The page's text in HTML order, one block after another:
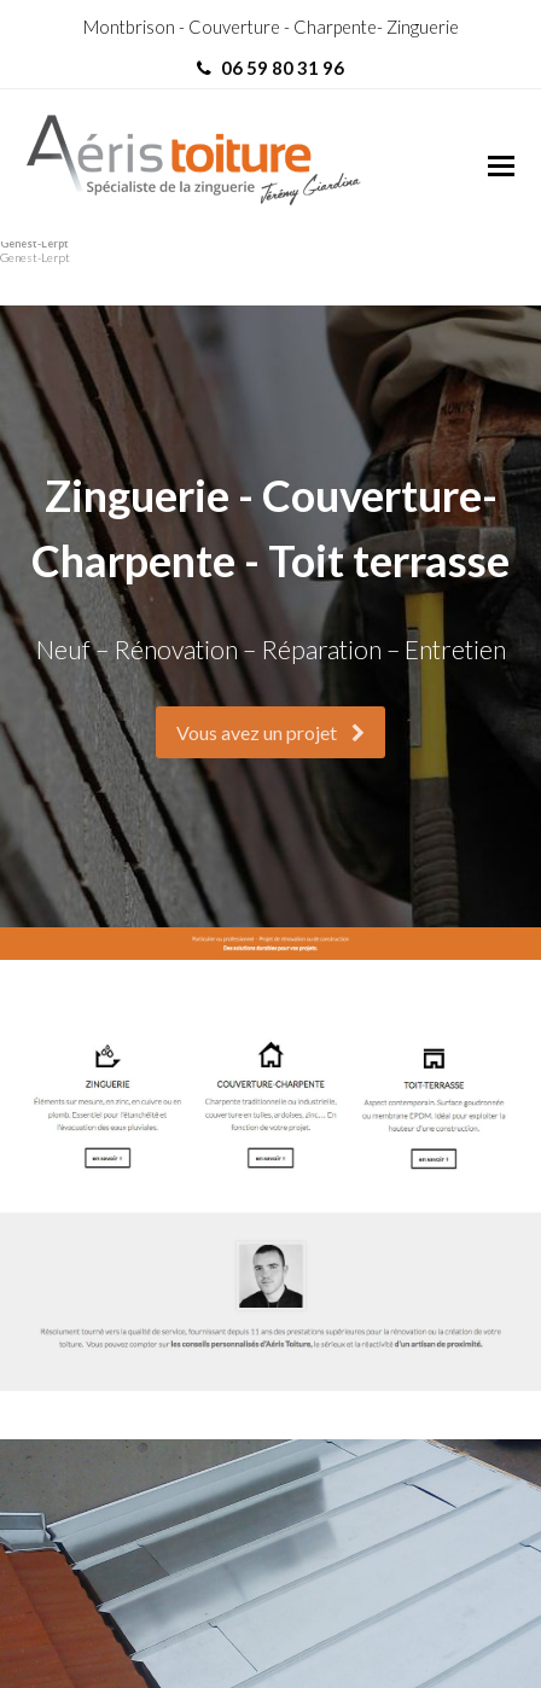
Montbrison - Couverture - Charpente- Zinguerie
06 59 80 31 96
Genest-Lerpt
Genest-Lerpt
Zinguerie - Couverture-
Charpente - Toit terrasse
Neuf – Rénovation – Réparation – Entretien
Vous avez un projet